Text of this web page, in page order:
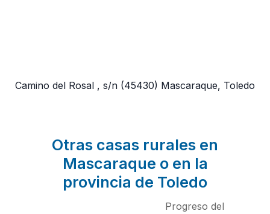
Camino del Rosal , s/n (45430) Mascaraque, Toledo
Otras casas rurales en
Mascaraque o en la
provincia de Toledo
Progreso del